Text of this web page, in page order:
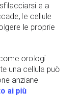
e a
le cellule
le proprie
orologi
una cellula può
anziane
ai più